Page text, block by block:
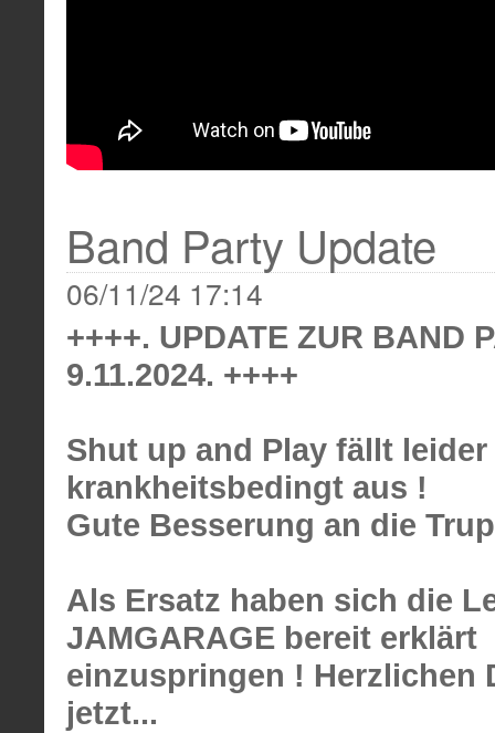
Band Party Update
06/11/24 17:14
++++. UPDATE ZUR BAND
9.11.2024. ++++
Shut up and Play fällt leider
krankheitsbedingt aus !
Gute Besserung an die
Als Ersatz haben sich die
JAMGARAGE bereit erklärt
einzuspringen ! Herzlichen
jetzt...